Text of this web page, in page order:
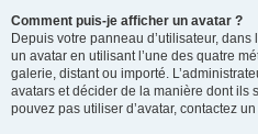
Comment puis-je afficher un avatar ?
Depuis votre panneau d’utilisateur,
un avatar en utilisant l’une des quatre
galerie, distant ou importé.
avatars et décider de la manière dont ils
pouvez pas utiliser d’avatar, contactez